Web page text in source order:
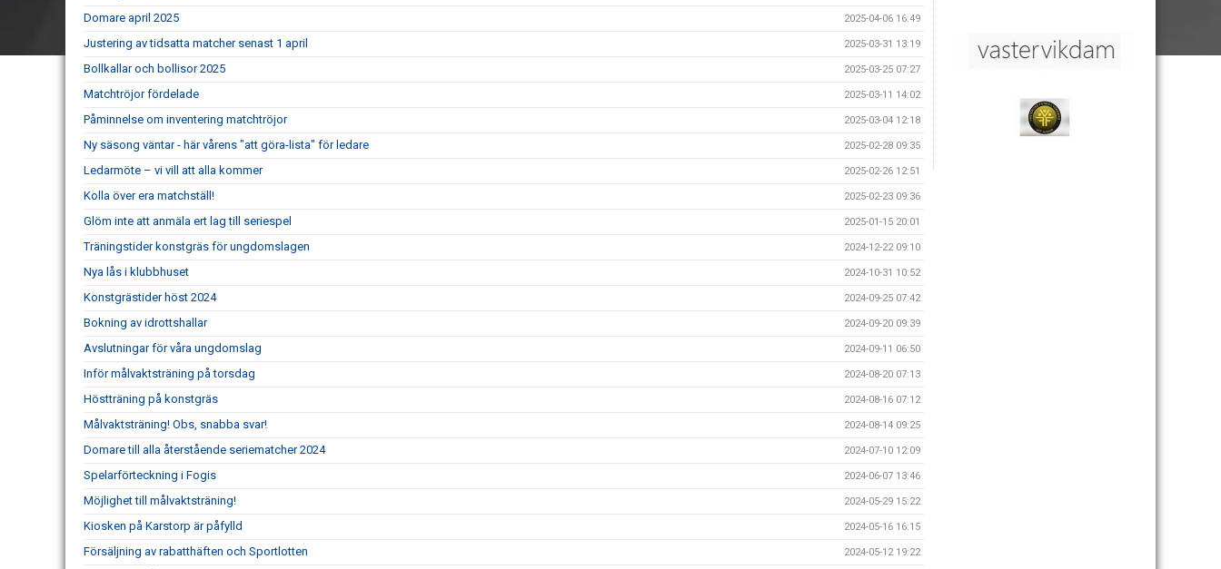
Domare april 2025 2025-04-06 16:49
Justering av tidsatta matcher senast 1 april 2025-03-31 13:19
Bollkallar och bollisor 2025 2025-03-25 07:27
Matchtröjor fördelade 2025-03-11 14:02
Påminnelse om inventering matchtröjor 2025-03-04 12:18
Ny säsong väntar - här vårens "att göra-lista" för ledare 2025-02-28 09:35
Ledarmöte – vi vill att alla kommer 2025-02-26 12:51
Kolla över era matchställ! 2025-02-23 09:36
Glöm inte att anmäla ert lag till seriespel 2025-01-15 20:01
Träningstider konstgräs för ungdomslagen 2024-12-22 09:10
Nya lås i klubbhuset 2024-10-31 10:52
Konstgrästider höst 2024 2024-09-25 07:42
Bokning av idrottshallar 2024-09-20 09:39
Avslutningar för våra ungdomslag 2024-09-11 06:50
Inför målvaktsträning på torsdag 2024-08-20 07:13
Höstträning på konstgräs 2024-08-16 07:12
Målvaktsträning! Obs, snabba svar! 2024-08-14 09:25
Domare till alla återstående seriematcher 2024 2024-07-10 12:09
Spelarförteckning i Fogis 2024-06-07 13:46
Möjlighet till målvaktsträning! 2024-05-29 15:22
Kiosken på Karstorp är påfylld 2024-05-16 16:15
Försäljning av rabatthäften och Sportlotten 2024-05-12 19:22